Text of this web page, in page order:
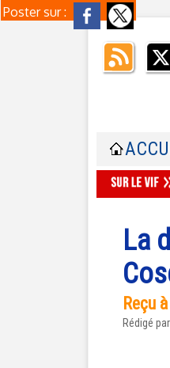
Poster sur :
La
Reçu
Rédigé